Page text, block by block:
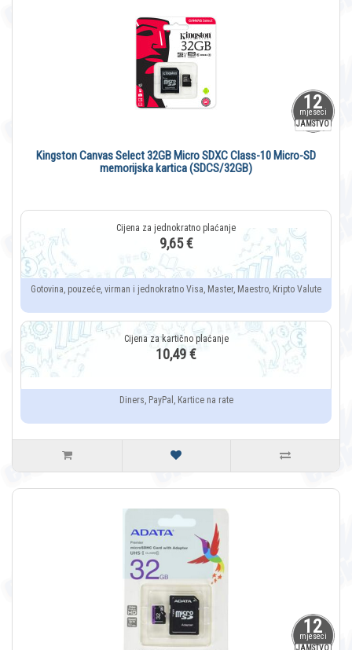
12
mjeseci
JAMSTVO
Kingston Canvas Select 32GB Micro SDXC Class-10 Micro-SD
memorijska kartica (SDCS/32GB)
9,65 €
Gotovina, pouzeće, virman i jednokratno Visa, Master, Maestro, Kripto Valute
10,49 €
Diners, PayPal, Kartice na rate
12
mjeseci